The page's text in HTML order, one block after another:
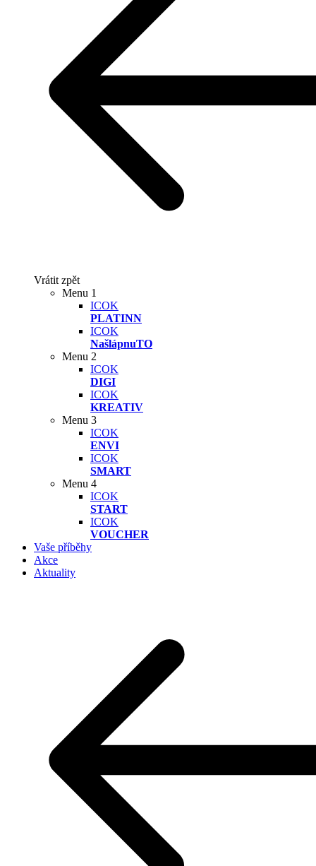
Vrátit zpět
Menu 1
ICOK
PLATINN
ICOK
NašlápnuTO
Menu 2
ICOK
DIGI
ICOK
KREATIV
Menu 3
ICOK
ENVI
ICOK
SMART
Menu 4
ICOK
START
ICOK
VOUCHER
Vaše příběhy
Akce
Aktuality